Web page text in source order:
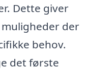
Dette giver
der
behov.
det første